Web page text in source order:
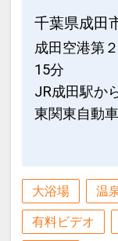
□携帯電話
設定期間
月31日
インターネ
千葉県成田
成田空港第
15分
JR成田駅か
東関東自動
大浴場 温
有料ビデオ